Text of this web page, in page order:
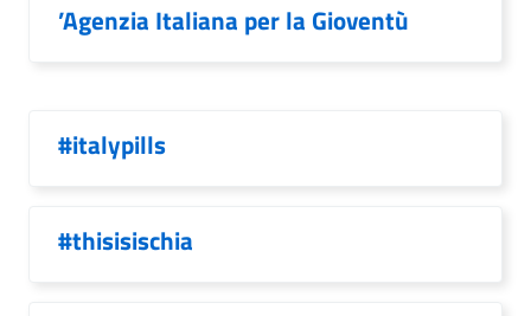
’Agenzia Italiana per la Gioventù
#italypills
#thisisischia